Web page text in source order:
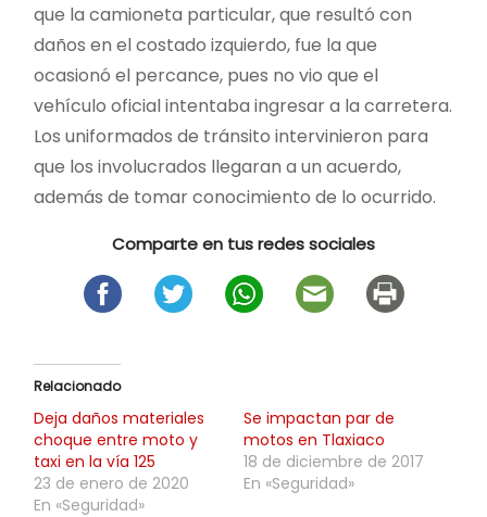
que la camioneta particular, que resultó con
daños en el costado izquierdo, fue la que
ocasionó el percance, pues no vio que el
vehículo oficial intentaba ingresar a la carretera.
Los uniformados de tránsito intervinieron para
que los involucrados llegaran a un acuerdo,
además de tomar conocimiento de lo ocurrido.
Comparte en tus redes sociales
Relacionado
Deja daños materiales
choque entre moto y
taxi en la vía 125
23 de enero de 2020
En «Seguridad»
Se impactan par de
motos en Tlaxiaco
18 de diciembre de 2017
En «Seguridad»